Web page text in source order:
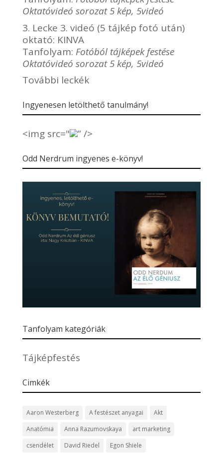
Oktatóvideó sorozat 5 kép, 5videó
3. Lecke 3. videó (5 tájkép fotó után)
oktató: KINVA
Tanfolyam: Fotóból tájképek festése
Oktatóvideó sorozat 5 kép, 5videó
További leckék
Ingyenesen letölthető tanulmány!
<img src=" ” />
Odd Nerdrum ingyenes e-könyv!
Tanfolyam kategóriák
Tájképfestés
Cimkék
Aaron Westerberg A festészet anyagai
Akt
Anatómia
Anna Razumovskaya
art marketing
csendélet
David Riedel
Egon Shiele